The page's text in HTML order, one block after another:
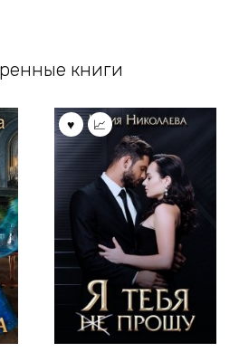
книги